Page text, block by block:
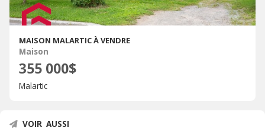
MAISON MALARTIC À VENDRE
Maison
355 000$
Malartic
VOIR AUSSI